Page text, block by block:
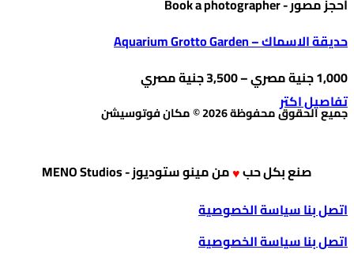
حديقة الاسماك – Aquarium Grotto Garden
1,000جنية مصري–
3,500جنية مصرينطاق
من
تفاصيل اكتر
العديد
الأشكال
لهذا
المنتج.
جميع الحقوق محفوظة 2026 © مكان فوتوسيشن
صنع بكل حب♥منمينو ستوديوز - MENO Studios
اتصل بناسياسة الخصوصية
اتصل بناسياسة الخصوصية